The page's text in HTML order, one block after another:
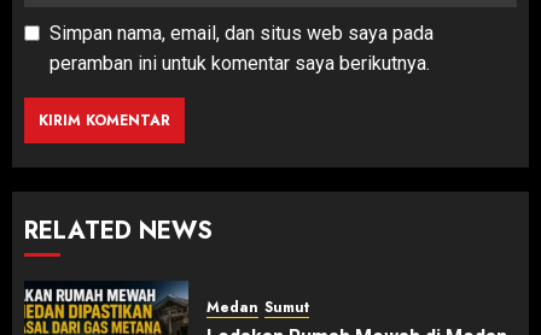
Simpan nama, email, dan situs web saya pada
peramban ini untuk komentar saya berikutnya.
RELATED NEWS
Medan Sumut